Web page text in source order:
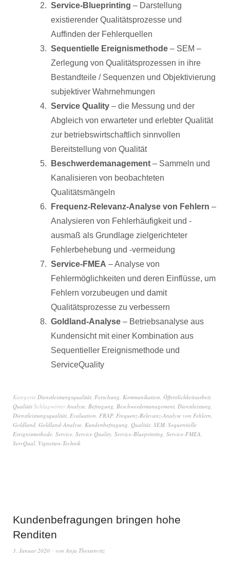
Service-Blueprinting – Darstellung
existierender Qualitätsprozesse und
Auffinden der Fehlerquellen
Sequentielle Ereignismethode – SEM –
Zerlegung von Qualitätsprozessen in ihre
Bestandteile / Sequenzen und Objektivierung
subjektiver Wahrnehmungen
Service Quality – die Messung und der
Abgleich von erwarteter und erlebter Qualität
zur betriebswirtschaftlich sinnvollen
Bereitstellung von Qualität
Beschwerdemanagement – Sammeln und
Kanalisieren von beobachteten
Qualitätsmängeln
Frequenz-Relevanz-Analyse von Fehlern –
Analysieren von Fehlerhäufigkeit und -
ausmaß als Grundlage zielgerichteter
Fehlerbehebung und -vermeidung
Service-FMEA – Analyse von
Fehlermöglichkeiten und deren Einflüsse, um
Fehlern vorzubeugen und damit
Qualitätsprozesse zu verbessern
Goldland-Analyse – Betriebsanalyse aus
Kundensicht mit einer Kombination aus
Sequentieller Ereignismethode und
ServiceQuality
Kategorie Dienstleistungsqualität Forschung Kommunikation Öffentlichkeitsarbeit
Qualität SchlagwörterAnalyse Befragung Beschwerdemanagement Dienstleistung
Dienstleistungsqualität Evaluation FRAP, Frequenz-Relevanz-Analyse von Fehlern
Goldland Goldland-Analyse Kundenbefragung Qualität SEM Sequentielle
Ereignismethode Service Service Quality Service-Blueprinting Service-FMEA
ServQual Vignetten-Technik
Kundenbefragungen bringen hohe
Renditen
3. Januar 2020 von Anja Thessenvitz